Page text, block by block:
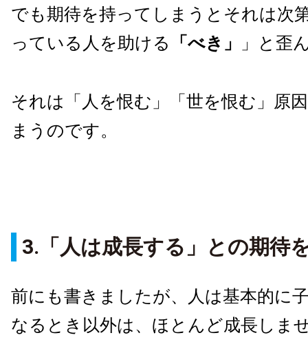
でも期待を持ってしまうとそれは次
っている人を助ける
「べき」 」と歪
それは「人を恨む」「世を恨む」原
まうのです。
3.「人は成長する」との期待
前にも書きましたが、人は基本的に
なるとき以外は、ほとんど成長しま